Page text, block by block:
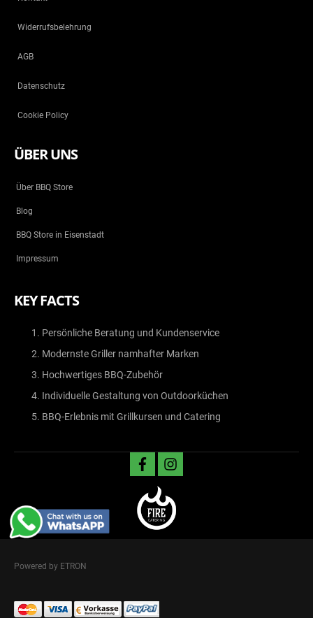
Widerrufsbelehrung
AGB
Datenschutz
Cookie Policy
ÜBER UNS
Über BBQ Store
Blog
BBQ Store in Eisenstadt
Impressum
KEY FACTS
Persönliche Beratung und Kundenservice
Modernste Griller namhafter Marken
Hochwertiges BBQ-Zubehör
Individuelle Gestaltung von Outdoorküchen
BBQ-Erlebnis mit Grillkursen und Catering
facebookinstagram
Powered by ETRON